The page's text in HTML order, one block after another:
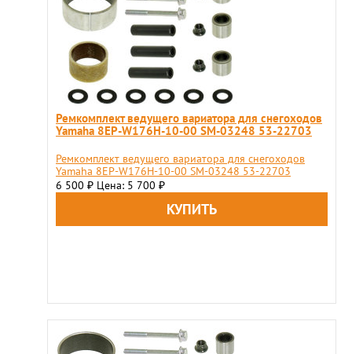
Ремкомплект ведущего вариатора для снегоходов
Yamaha 8EP-W176H-10-00 SM-03248 53-22703
Ремкомплект ведущего вариатора для снегоходов
Yamaha 8EP-W176H-10-00 SM-03248 53-22703
6 500 ₽ Цена: 5 700 ₽